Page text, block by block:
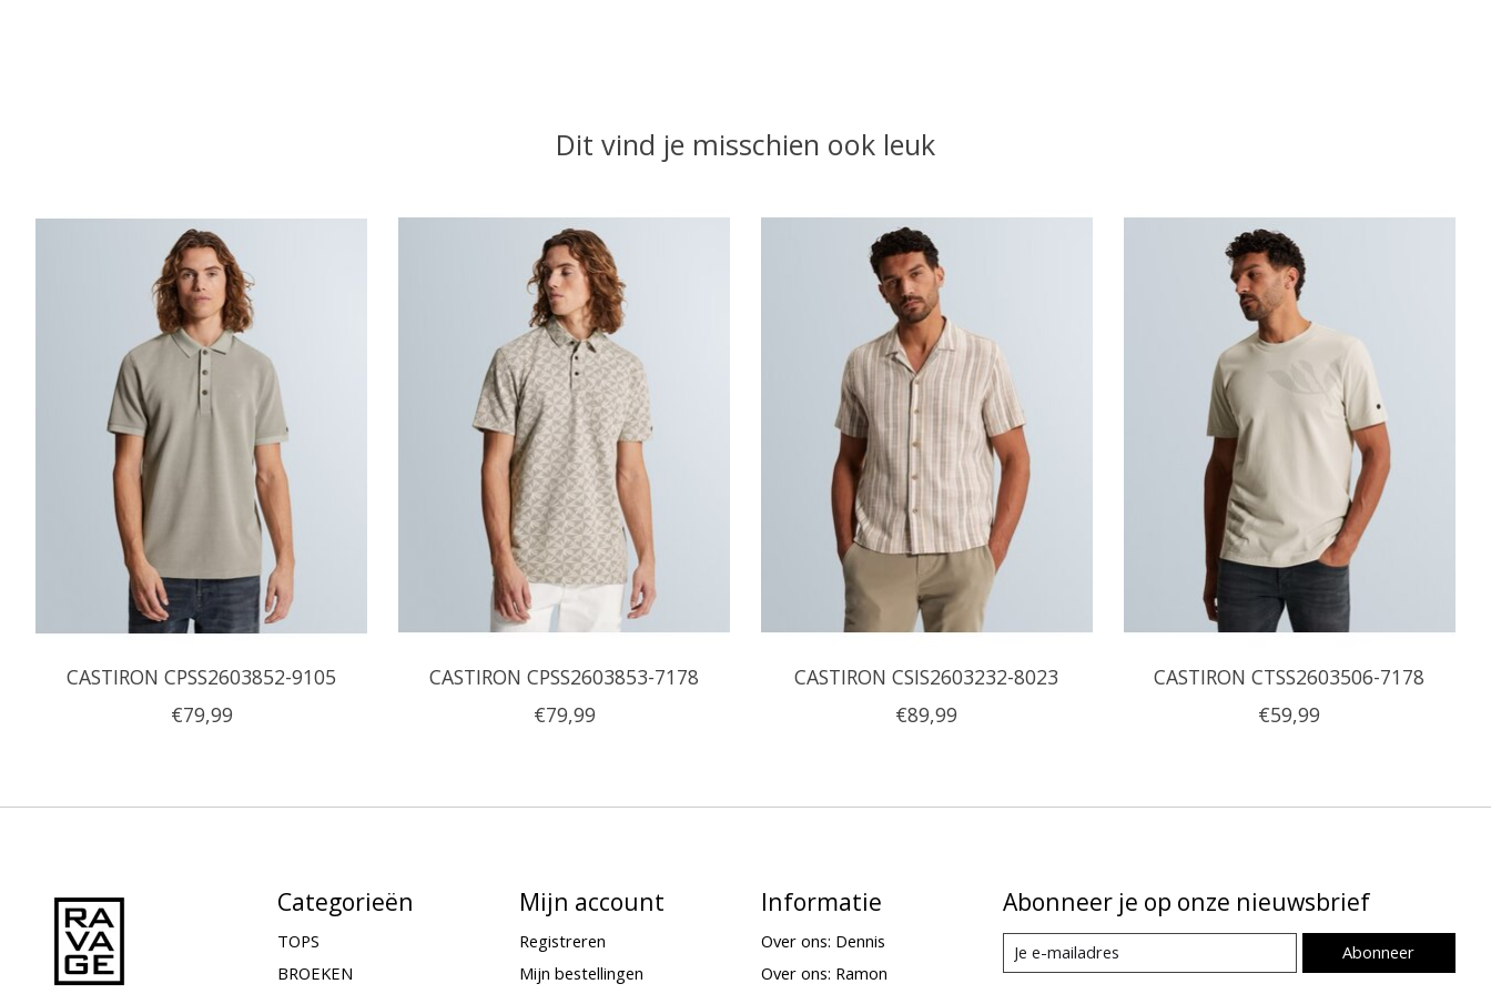
Dit vind je misschien ook leuk
Items van productcarrousel
CASTIRON CPSS2603852-9105
€79,99
CASTIRON CPSS2603853-7178
€79,99
CASTIRON CSIS2603232-8023
€89,99
CASTIRON CTSS2603506-7178
€59,99
Categorieën
TOPS
BROEKEN
Mijn account
Registreren
Mijn bestellingen
Informatie
Over ons: Dennis
Over ons: Ramon
Abonneer je op onze nieuwsbrief
Abonneer